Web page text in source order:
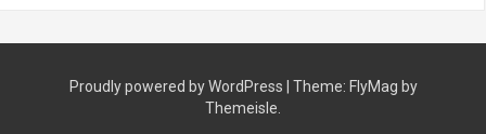
Proudly powered by WordPress Theme: FlyMag by
Themeisle.